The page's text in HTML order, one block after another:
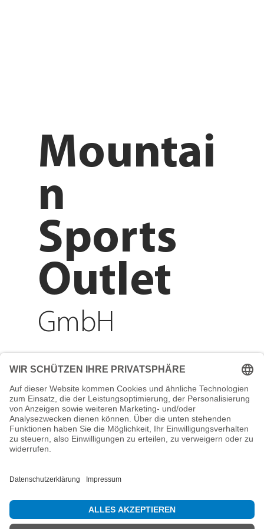
Adresse
Reichenberger Str. 1
84130 Dingolfing
Telefon
info@mountain-sports-
Mountai
n
Sports
Outlet
GmbH